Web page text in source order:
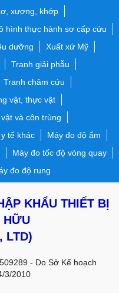
xương, khớp
hình thực hành sơ cấp cứu
dưỡng
Xuất xứ Mỹ
Tranh giải phẫu
Tranh châm cứu
vật, thực vật
và côn trùng
tế khác
Máy đo độ ẩm
Máy đo tốc độ vòng quay
đo độ rung
KHẨU THIẾT BỊ
HỮU
LTD)
- Do Sở Kế hoạch
3/2010